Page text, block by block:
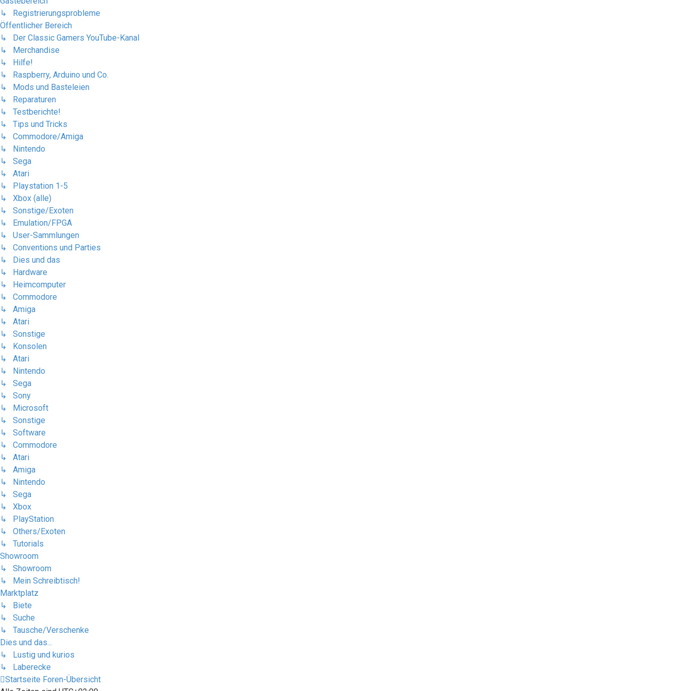
↳ Registrierungsprobleme
Öffentlicher Bereich
↳ Der Classic Gamers YouTube-Kanal
↳ Merchandise
↳ Hilfe!
↳ Raspberry, Arduino und Co.
↳ Mods und Basteleien
↳ Reparaturen
↳ Testberichte!
↳ Tips und Tricks
↳ Commodore/Amiga
↳ Nintendo
↳ Sega
↳ Atari
↳ Playstation 1-5
↳ Xbox (alle)
↳ Sonstige/Exoten
↳ Emulation/FPGA
↳ User-Sammlungen
↳ Conventions und Parties
↳ Dies und das
↳ Hardware
↳ Heimcomputer
↳ Commodore
↳ Amiga
↳ Atari
↳ Sonstige
↳ Konsolen
↳ Atari
↳ Nintendo
↳ Sega
↳ Sony
↳ Microsoft
↳ Sonstige
↳ Software
↳ Commodore
↳ Atari
↳ Amiga
↳ Nintendo
↳ Sega
↳ Xbox
↳ PlayStation
↳ Others/Exoten
↳ Tutorials
Showroom
↳ Showroom
↳ Mein Schreibtisch!
Marktplatz
↳ Biete
↳ Suche
↳ Tausche/Verschenke
Dies und das...
↳ Lustig und kurios
↳ Laberecke
Startseite Foren-Übersicht